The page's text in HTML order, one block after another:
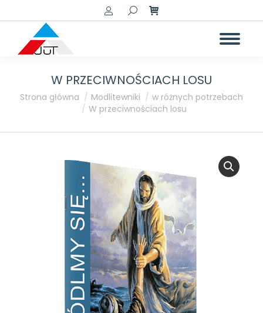
Szukaj:
W PRZECIWNOŚCIACH LOSU
Jesteś tutaj:
Strona główna Modlitewniki
w różnych potrzebach
W przeciwnościach losu